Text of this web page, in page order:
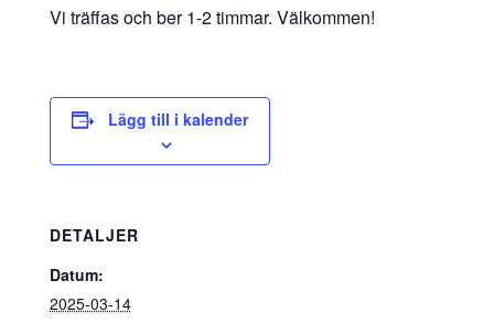
Vi träffas och ber 1-2 timmar. Välkommen!
Lägg till i kalender
DETALJER
Datum:
2025-03-14